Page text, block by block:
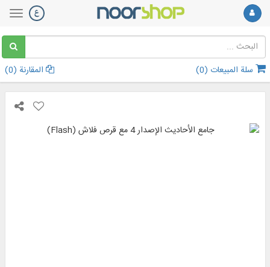
سلة المبيعات (0
) المقارنة (0
)